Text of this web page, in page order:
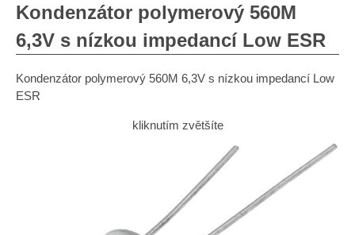
Kondenzátor polymerový 560M
6,3V s nízkou impedancí Low ESR
Kondenzátor polymerový 560M 6,3V s nízkou impedancí Low
ESR
kliknutím zvětšíte